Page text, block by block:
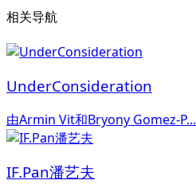
相关导航
UnderConsideration
由Armin Vit和Bryony Gomez-P...
IF.Pan潘艺夫